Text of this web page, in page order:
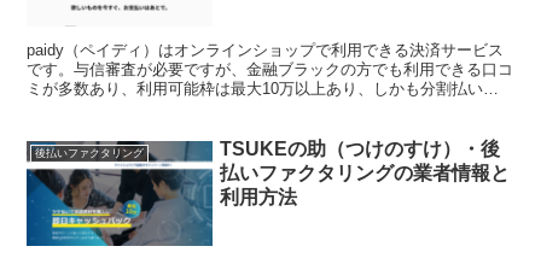
paidy（ペイディ）はオンラインショップで利用できる決済サービス
です。与信審査が必要ですが、金融ブラックの方でも利用できる口コ
ミが多数あり、利用可能枠は最大10万以上あり、しかも分割払いが
後払いファクタリング
TSUKEの助（つけのすけ）・後
払いファクタリングの業者情報と
利用方法